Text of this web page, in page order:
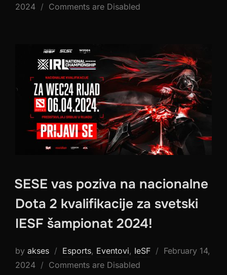
2024
Comments are Disabled
SESE vas poziva na nacionalne
Dota 2 kvalifikacije za svetski
IESF šampionat 2024!
by akses Esports, Eventovi, IeSF
Posted
February 14,
2024
Comments are Disabled